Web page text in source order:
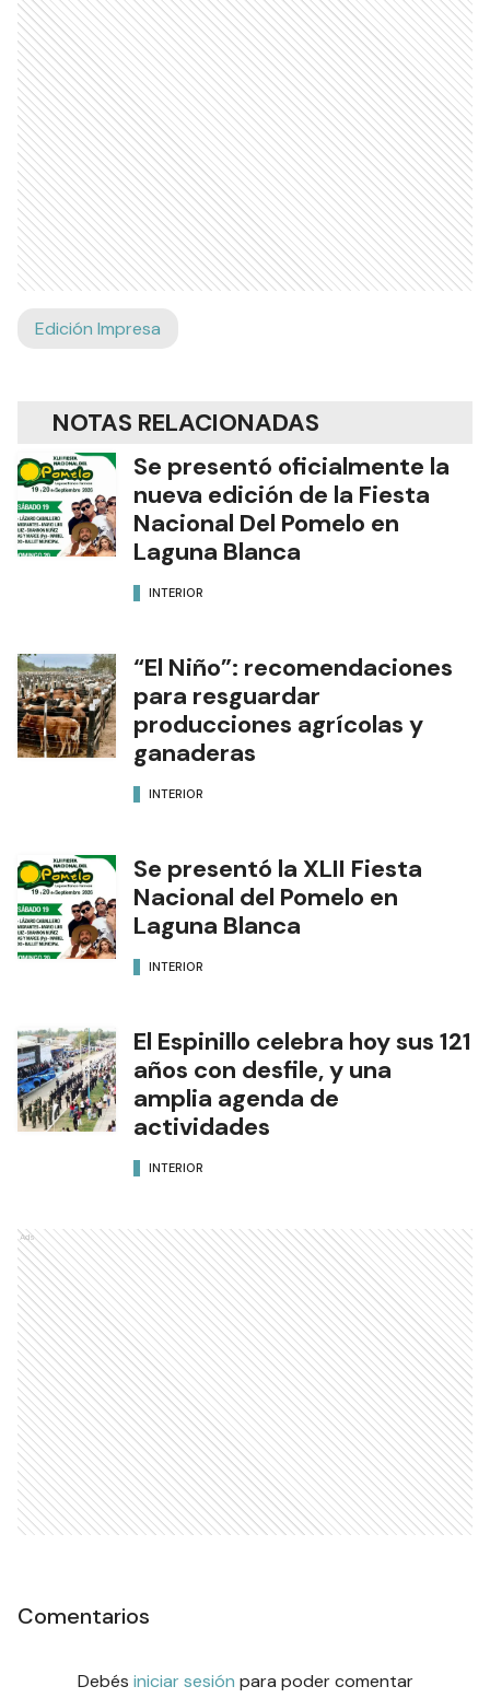
Edición Impresa
NOTAS RELACIONADAS
Se presentó oficialmente la
nueva edición de la Fiesta
Nacional Del Pomelo en
Laguna Blanca
INTERIOR
“El Niño”: recomendaciones
para resguardar
producciones agrícolas y
ganaderas
INTERIOR
Se presentó la XLII Fiesta
Nacional del Pomelo en
Laguna Blanca
INTERIOR
El Espinillo celebra hoy sus 121
años con desfile, y una
amplia agenda de
actividades
INTERIOR
Ads
Comentarios
Debés iniciar sesión para poder comentar